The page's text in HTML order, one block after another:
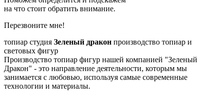
на что стоит обратить внимание.
Перезвоните мне!
топиар студия Зеленый дракон производство топиар и
световых фигур
Производство топиар фигур нашей компанией "Зеленый
Дракон" - это направление деятельности, которым мы
занимается с любовью, используя самые современные
технологии и материалы.